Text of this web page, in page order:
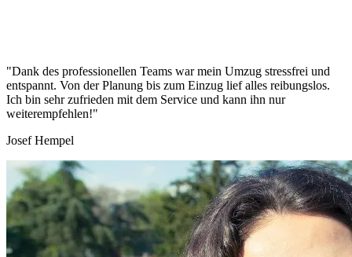
"Dank des professionellen Teams war mein Umzug stressfrei und
entspannt. Von der Planung bis zum Einzug lief alles reibungslos.
Ich bin sehr zufrieden mit dem Service und kann ihn nur
weiterempfehlen!"
Josef Hempel